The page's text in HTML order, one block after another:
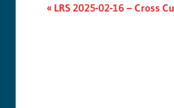
Berichtnavigatie
Previous
LRS 2025-02-16 – Cross